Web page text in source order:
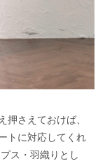
押さえておけば、
トに対応してくれ
ス・羽織りとし